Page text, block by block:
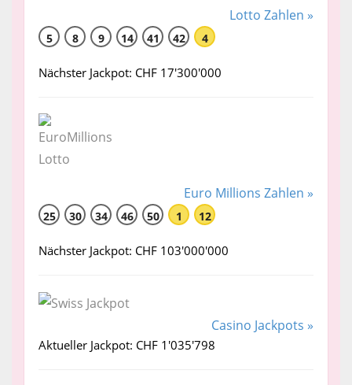
Lotto Zahlen »
5 8 9 14 41 42 4
Nächster Jackpot: CHF 17'300'000
Euro Millions Zahlen »
25 30 34 46 50 1 12
Nächster Jackpot: CHF 103'000'000
Casino Jackpots »
Aktueller Jackpot: CHF 1'035'798